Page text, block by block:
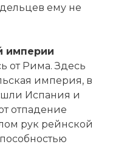
ему не
империи
от Рима. Здесь
империя, в
Испания и
отпадение
рук рейнской